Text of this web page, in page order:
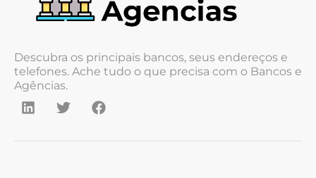
Descubra os principais bancos, seus endereços e
telefones. Ache tudo o que precisa com o Bancos e
Agências.